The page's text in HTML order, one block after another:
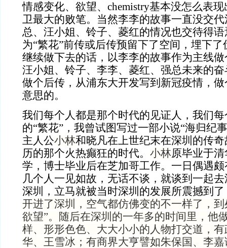
情感变化、欲望、 chemistry基本没怎么表
卫最大的败笔。当然李李的故事一直没交
总、汪小姐、铃子、菱红的情况也交待得
为“繁花”前传或后传预留下了空间，埋下
继续做下去的话，以李李的故事作为主线
汪小姐、铃子、李李、菱红、强总未来的
做个后传，从浦东大开发写到新冠疫情，做
意思的。
我们每个人都是那个时代的见证人，我们
的“繁花”，我曾试图写过一部小说“海归纪
主人公小林和晓凡在上世纪末在深圳的传
历的那个火热癫狂的时代。 小林原毕业于
学，博士毕业后在芝加哥工作。一日偶遇
几个人一见如故，无话不谈，就谈到一起
深圳，立马就被当时深圳的发展所震撼到
开进了深圳，空气都仿佛变的不一样了，
欲望”。随后在深圳的一年多的时间里，他
样、形形色色、大大小小的人物打交道，
华、王雪冰；有商界大亨譬如朱保国、李